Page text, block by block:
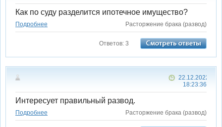
Как по суду разделится ипотечное имущество?
Подробнее Расторжение брака (развод)
Ответов: 3
22.12.2022
18:23:36
Интересует правильный развод.
Подробнее Расторжение брака (развод)